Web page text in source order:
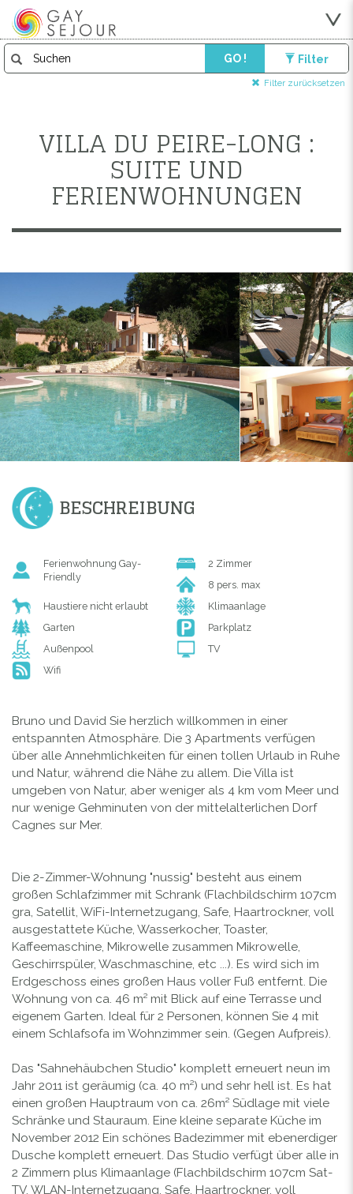
GO ! Filter
Filter zurücksetzen
VILLA DU PEIRE-LONG :
SUITE UND
FERIENWOHNUNGEN
BESCHREIBUNG
Ferienwohnung Gay-
Friendly
2 Zimmer
8 pers. max
Haustiere nicht erlaubt
Klimaanlage
Garten
Parkplatz
Außenpool
TV
Wifi
Bruno und David Sie herzlich willkommen in einer
entspannten Atmosphäre. Die 3 Apartments verfügen
über alle Annehmlichkeiten für einen tollen Urlaub in Ruhe
und Natur, während die Nähe zu allem. Die Villa ist
umgeben von Natur, aber weniger als 4 km vom Meer und
nur wenige Gehminuten von der mittelalterlichen Dorf
Cagnes sur Mer.
Die 2-Zimmer-Wohnung "nussig" besteht aus einem
großen Schlafzimmer mit Schrank (Flachbildschirm 107cm
gra, Satellit, WiFi-Internetzugang, Safe, Haartrockner, voll
ausgestattete Küche, Wasserkocher, Toaster,
Kaffeemaschine, Mikrowelle zusammen Mikrowelle,
Geschirrspüler, Waschmaschine, etc ...). Es wird sich im
Erdgeschoss eines großen Haus voller Fuß entfernt. Die
Wohnung von ca. 46 m² mit Blick auf eine Terrasse und
eigenem Garten. Ideal für 2 Personen, können Sie 4 mit
einem Schlafsofa im Wohnzimmer sein. (Gegen Aufpreis).
Das "Sahnehäubchen Studio" komplett erneuert neun im
Jahr 2011 ist geräumig (ca. 40 m²) und sehr hell ist. Es hat
einen großen Hauptraum von ca. 26m² Südlage mit viele
Schränke und Stauraum. Eine kleine separate Küche im
November 2012 Ein schönes Badezimmer mit ebenerdiger
Dusche komplett erneuert. Das Studio verfügt über alle in
2 Zimmern plus Klimaanlage (Flachbildschirm 107cm Sat-
TV, WLAN-Internetzugang, Safe, Haartrockner, voll